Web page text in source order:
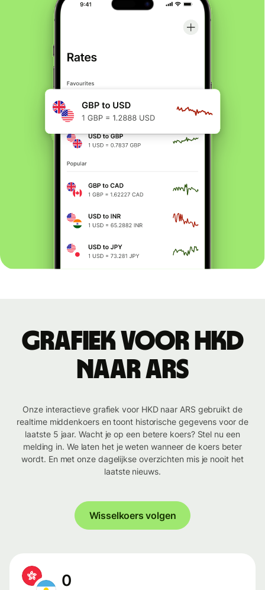
Grafiek voor HKD
naar ARS
Onze interactieve grafiek voor HKD naar ARS gebruikt de
realtime middenkoers en toont historische gegevens voor de
laatste 5 jaar. Wacht je op een betere koers? Stel nu een
melding in. We laten het je weten wanneer de koers beter
wordt. En met onze dagelijkse overzichten mis je nooit het
laatste nieuws.
Wisselkoers volgen
0